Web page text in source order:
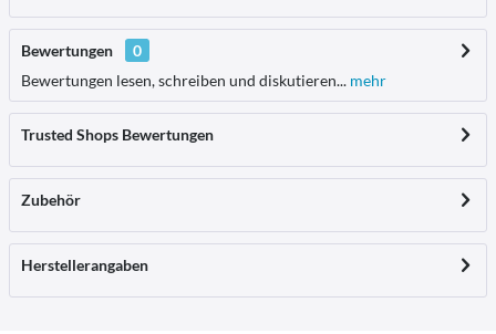
Bewertungen
0
Bewertungen lesen, schreiben und diskutieren... mehr
Trusted Shops Bewertungen
Zubehör
Herstellerangaben